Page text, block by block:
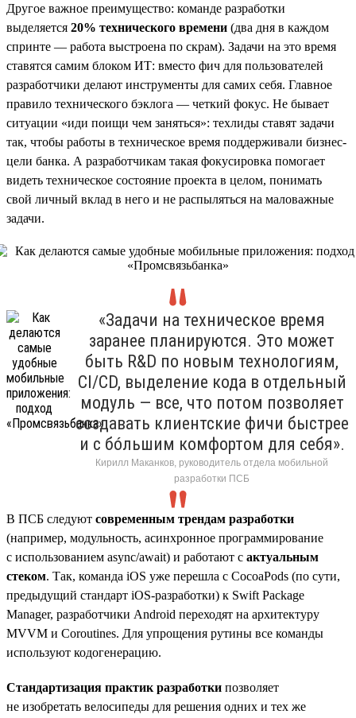
Другое важное преимущество: команде разработки
выделяется 20% технического времени (два дня в каждом
спринте — работа выстроена по скрам). Задачи на это время
ставятся самим блоком ИТ: вместо фич для пользователей
разработчики делают инструменты для самих себя. Главное
правило технического бэклога — четкий фокус. Не бывает
ситуации «иди поищи чем заняться»: техлиды ставят задачи
так, чтобы работы в техническое время поддерживали бизнес-
цели банка. А разработчикам такая фокусировка помогает
видеть техническое состояние проекта в целом, понимать
свой личный вклад в него и не распыляться на маловажные
задачи.
«Задачи на техническое время
заранее планируются. Это может
быть R&D по новым технологиям,
CI/CD, выделение кода в отдельный
модуль — все, что потом позволяет
создавать клиентские фичи быстрее
и с бóльшим комфортом для себя».
Кирилл Маканков, руководитель отдела мобильной
разработки ПСБ
В ПСБ следуют современным трендам разработки
(например, модульность, асинхронное программирование
с использованием async/await) и работают с актуальным
стеком. Так, команда iOS уже перешла с CocoaPods (по сути,
предыдущий стандарт iOS-разработки) к Swift Package
Manager, разработчики Android переходят на архитектуру
MVVM и Coroutines. Для упрощения рутины все команды
используют кодогенерацию.
Стандартизация практик разработки позволяет
не изобретать велосипеды для решения одних и тех же